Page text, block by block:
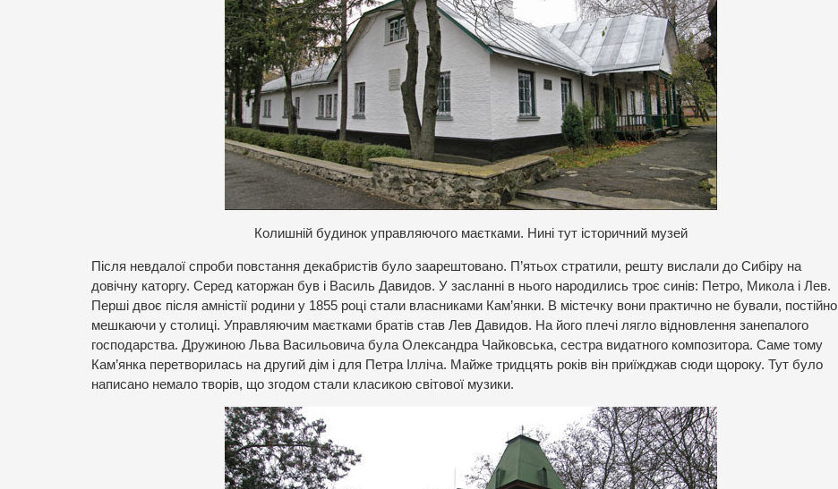
Колишній будинок управляючого маєтками. Нині тут історичний музей
Після невдалої спроби повстання декабристів було заарештовано. П’ятьох стратили, решту вислали до Сибіру на
довічну каторгу. Серед каторжан був і Василь Давидов. У засланні в нього народились троє синів: Петро, Микола і Лев.
Перші двоє після амністії родини у 1855 році стали власниками Кам’янки. В містечку вони практично не бували, постійно
мешкаючи у столиці. Управляючим маєтками братів став Лев Давидов. На його плечі лягло відновлення занепалого
господарства. Дружиною Льва Васильовича була Олександра Чайковська, сестра видатного композитора. Саме тому
Кам’янка перетворилась на другий дім і для Петра Ілліча. Майже тридцять років він приїжджав сюди щороку. Тут було
написано немало творів, що згодом стали класикою світової музики.